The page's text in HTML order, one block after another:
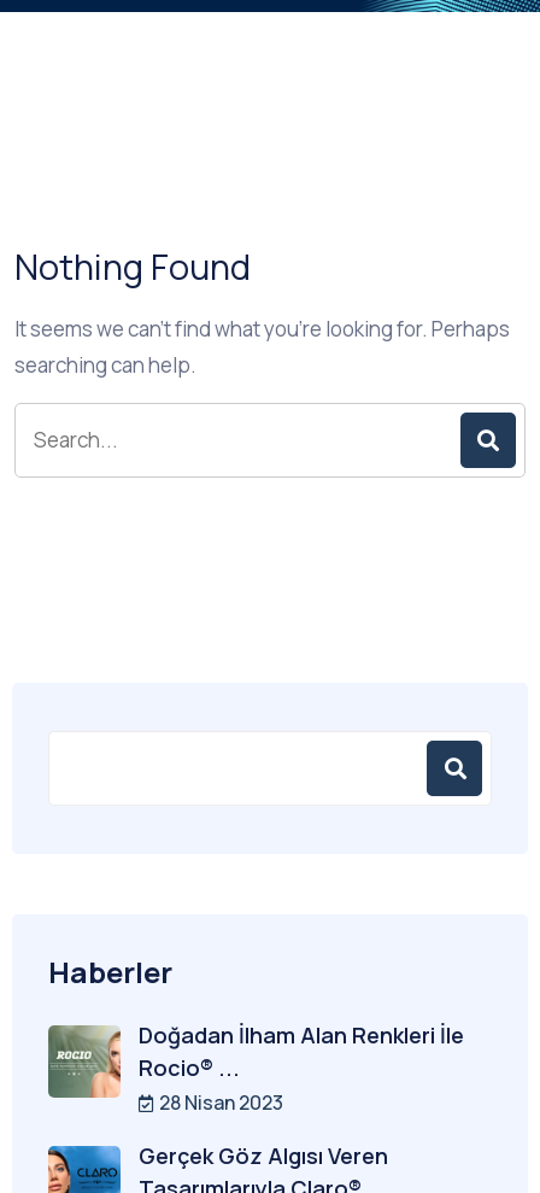
Nothing Found
It seems we can’t find what you’re looking for. Perhaps
searching can help.
Haberler
Doğadan İlham Alan Renkleri İle
Rocio® ...
28 Nisan 2023
Gerçek Göz Algısı Veren